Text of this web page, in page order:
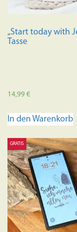
„Start today with
Tasse
14,99€
In den Warenkorb
GRATIS